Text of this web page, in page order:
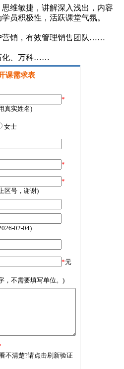
维敏捷，讲解深入浅出，内容
员积极性，活跃课堂气氛。
营销，有效管理销售团队……
化、万科……
课需求表
*
真实姓名)
女士
*
*
区号，谢谢)
02-04)
*元
，不需要填写单位。)